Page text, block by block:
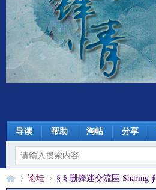
导读 帮助 淘帖 分享
论坛 § § 珊鋒迷交流區 Sharing ∮